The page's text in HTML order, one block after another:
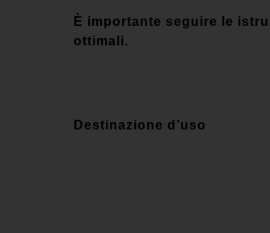
È importante seguire le
ottimali.
Destinazione d’uso